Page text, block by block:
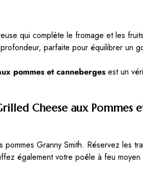
qui complète le fromage et les
parfaite pour équilibrer un
pommes et canneberges est un
Cheese aux Pommes
Granny Smith. Réservez les
également votre poêle à feu moyen